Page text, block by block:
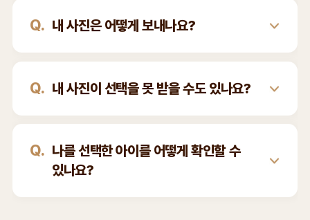
Q. 내 사진은 어떻게 보내나요?
Q. 내 사진이 선택을 못 받을 수도 있나요?
Q. 나를 선택한 아이를 어떻게 확인할 수
있나요?